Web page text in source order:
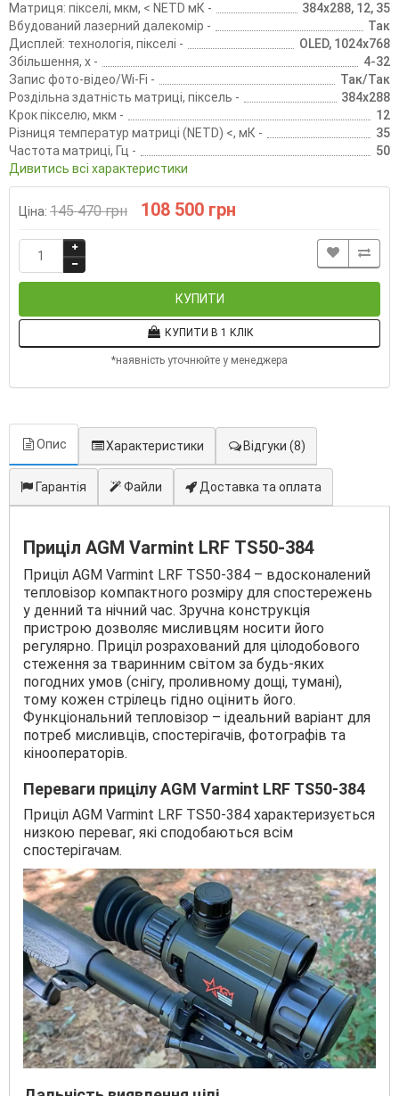
Матриця: пікселі, мкм, < NETD мК -
384х288, 12, 35
Вбудований лазерний далекомір -
Так
Дисплей: технологія, пікселі -
OLED, 1024x768
Збільшення, х -
4-32
Запис фото-відео/Wi-Fi -
Так/Так
Роздільна здатність матриці, піксель -
384х288
Крок пікселю, мкм -
12
Різниця температур матриці (NETD) <, мК -
35
Частота матриці, Гц -
50
Дивитись всі характеристики
Ціна: 145 470 грн 108 500 грн
КУПИТИ
КУПИТИ В 1 КЛІК
*наявність уточнюйте у менеджера
Опис Характеристики Відгуки (8)
Гарантія Файли Доставка та оплата
Приціл AGM Varmint LRF ТS50-384
Приціл AGM Varmint LRF ТS50-384 – вдосконалений
тепловізор компактного розміру для спостережень
у денний та нічний час. Зручна конструкція
пристрою дозволяє мисливцям носити його
регулярно. Приціл розрахований для цілодобового
стеження за тваринним світом за будь-яких
погодних умов (снігу, проливному дощі, тумані),
тому кожен стрілець гідно оцінить його.
Функціональний тепловізор – ідеальний варіант для
потреб мисливців, спостерігачів, фотографів та
кінооператорів.
Переваги прицілу AGM Varmint LRF ТS50-384
Приціл AGM Varmint LRF ТS50-384 характеризується
низкою переваг, які сподобаються всім
спостерігачам.